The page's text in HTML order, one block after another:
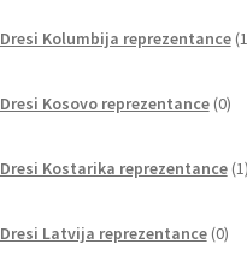
Dresi Kolumbija reprezentance
Dresi Kosovo reprezentance 0
Dresi Kostarika reprezentance 1
Dresi Latvija reprezentance 0